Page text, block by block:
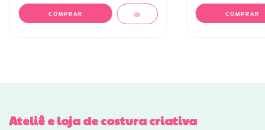
Ateliê e loja de costura criativa